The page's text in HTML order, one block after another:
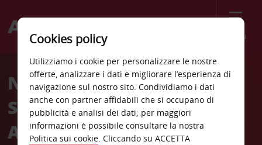
Menù
Welcome
AvisNoleggio auto alla
Stazione di Madrid Atocha
Ave
Cookies policy
Utilizziamo i cookie per personalizzare le nostre
offerte, analizzare i dati e migliorare l’esperienza di
navigazione sul nostro sito. Condividiamo i dati
anche con partner affidabili che si occupano di
pubblicità e analisi dei dati; per maggiori
informazioni è possibile consultare la nostra
Politica sui cookie. Cliccando su ACCETTA